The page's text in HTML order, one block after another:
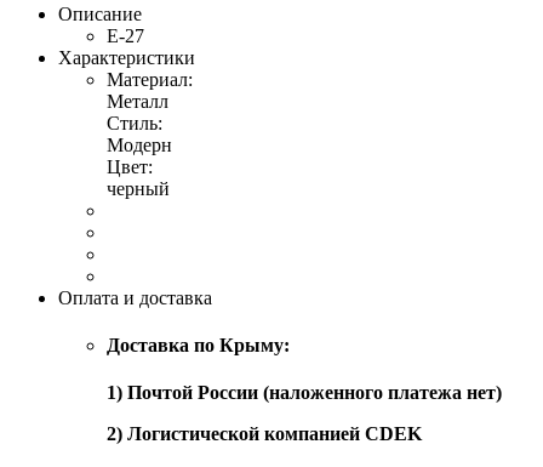
Описание
Е-27
Характеристики
Материал:
Металл
Стиль:
Модерн
Цвет:
черный
Оплата и доставка
Доставка по Крыму:
1) Почтой России (наложенного платежа нет)
2) Логистической компанией CDEK